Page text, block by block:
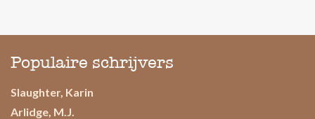
Populaire schrijvers
Slaughter, Karin
Arlidge, M.J.